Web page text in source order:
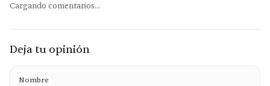
Cargando comentarios...
Deja tu opinión
Nombre